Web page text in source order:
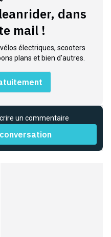
dans
mail !
électriques, scooters
plans et bien d'autres.
un commentaire